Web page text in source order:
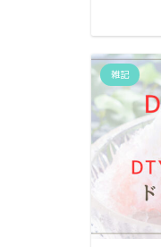
雑記